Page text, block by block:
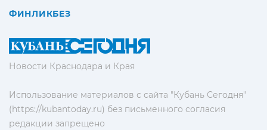
Новости Краснодара и Края
Использование материалов с сайта "Кубань Сегодня"
(https://kubantoday.ru) без письменного согласия
редакции запрещено
ФИНЛИКБЕЗ